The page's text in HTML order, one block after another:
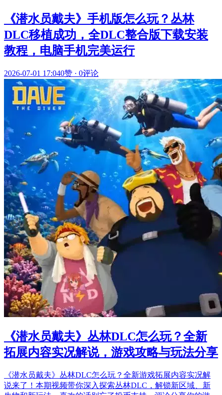
《潜水员戴夫》手机版怎么玩？丛林
DLC移植成功，全DLC整合版下载安装
教程，电脑手机完美运行
2026-07-01 17:040赞 · 0评论
《潜水员戴夫》丛林DLC怎么玩？全新
拓展内容实况解说，游戏攻略与玩法分享
《潜水员戴夫》丛林DLC怎么玩？全新游戏拓展内容实况解
说来了！本期视频带你深入探索丛林DLC，解锁新区域、新